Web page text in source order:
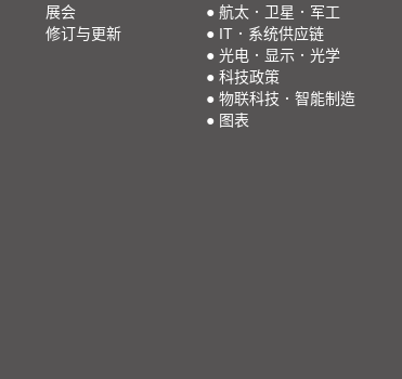
展会
修订与更新
● 航太．卫星．军工
● IT．系统供应链
● 光电．显示．光学
● 科技政策
● 物联科技．智能制造
● 图表